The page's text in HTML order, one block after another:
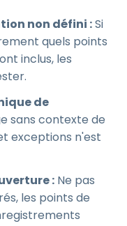
non défini :Si
quels points
inclus, les
de
sans contexte de
exceptions n'est
: Ne pas
les points de